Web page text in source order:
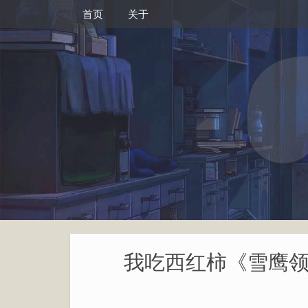
首页 关于
我吃西红柿《雪鹰